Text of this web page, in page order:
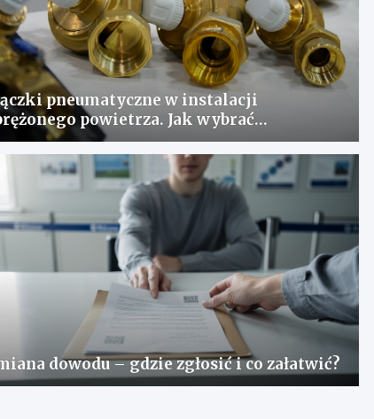
pneumatyczne w instalacji
powietrza. Jak wybrać
typ?
dowodu – gdzie zgłosić i co załatwić?